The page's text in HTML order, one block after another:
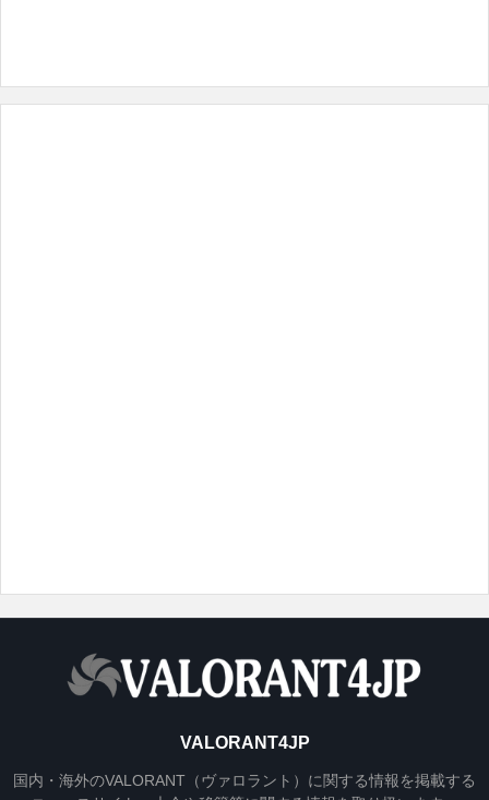
VALORANT4JP
国内・海外のVALORANT（ヴァロラント）に関する情報を掲載する